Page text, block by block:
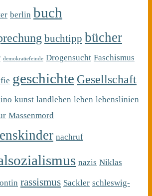
berlin buch
buchtipp bücher
demokratiefeinde Drogensucht Faschismus
geschichte Gesellschaft
kunst landleben leben lebenslinien
Massenmord
nachruf
nazis Niklas
rassismus Sackler schleswig-